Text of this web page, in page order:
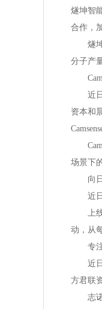
燧坤智
合作，
燧坤
分子产
近日
资本和
场景下
向日
近日
上线
动，从
专注
近日
方君联
志诺